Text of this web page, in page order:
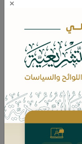
في حصر وسائل
محصورة لا
غير محصورة في
فهو بينة. وأما
بها تارة ولا
في ذلك توسعًا